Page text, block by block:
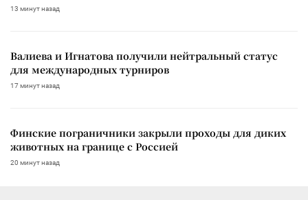
13 минут назад
Валиева и Игнатова получили нейтральный статус
для международных турниров
17 минут назад
Финские пограничники закрыли проходы для диких
животных на границе с Россией
20 минут назад